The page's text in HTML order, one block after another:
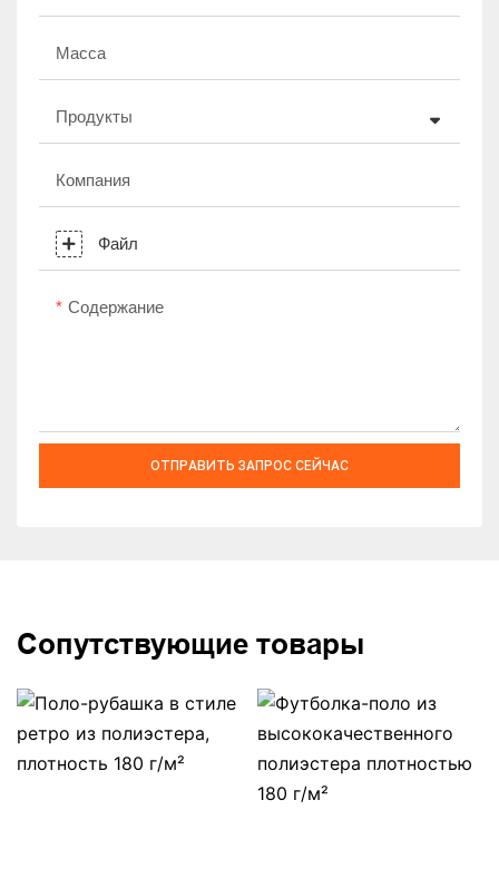
Масса
Продукты
Компания
Файл
Содержание
ОТПРАВИТЬ ЗАПРОС СЕЙЧАС
Сопутствующие товары